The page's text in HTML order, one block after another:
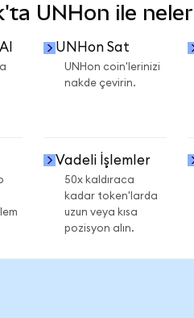
UNHon ile neler
UNHon Sat
UNHon coin'lerinizi
nakde çevirin.
Vadeli İşlemler
50x kaldıraca
kadar token'larda
uzun veya kısa
pozisyon alın.